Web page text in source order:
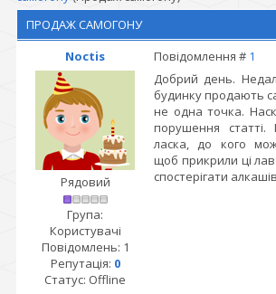
ПРОДАЖ САМОГОНУ
Noctis
Повідомлення # 1
Рядовий
Група:
Користувачі
Повідомлень: 1
Репутація: 0
Статус: Offline
Добрий день.
будинку продають
не одна точка.
порушення статті.
ласка, до кого
щоб прикрили ці
спостерігати